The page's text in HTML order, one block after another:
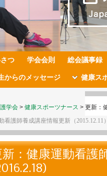
つ 学会会則 総会議事録
からのメッセージ 健康ス
学会 > 健康スポーツナース > 更新：
看護師養成講座情報更新（2015.12.11）
新：健康運動看護